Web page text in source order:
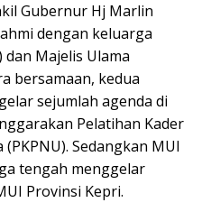
Gubernur Hj Marlin
dengan keluarga
Majelis Ulama
bersamaan, kedua
sejumlah agenda di
Pelatihan Kader
Sedangkan MUI
tengah menggelar
Provinsi Kepri.